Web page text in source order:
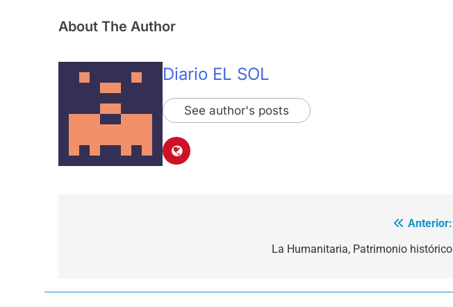
About The Author
Diario EL SOL
See author's posts
Anterior:
La Humanitaria, Patrimonio histórico